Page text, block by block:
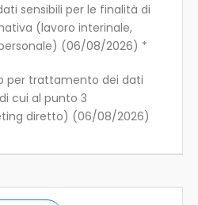
sensibili per le finalità di
(lavoro interinale,
(06/08/2026) *
per trattamento dei dati
cui al punto 3
diretto) (06/08/2026)